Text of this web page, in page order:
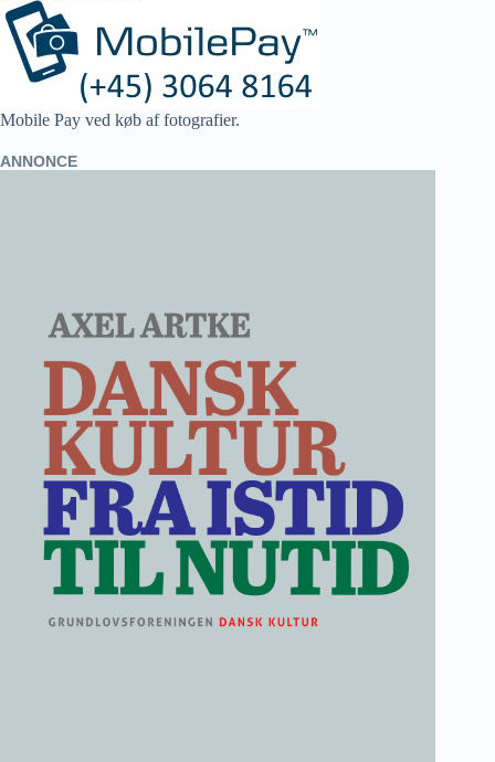
Mobile Pay ved køb af fotografier.
ANNONCE